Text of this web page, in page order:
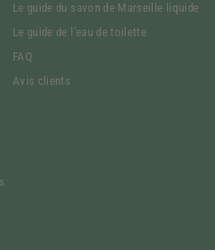
Le guide du savon de Marseille liquide
Le guide de l'eau de toilette
FAQ
Avis clients